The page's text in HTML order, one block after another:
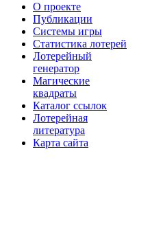
О проекте
Публикации
Системы игры
Статистика лотерей
Лотерейный
генератор
Магические
квадраты
Каталог ссылок
Лотерейная
литература
Карта сайта